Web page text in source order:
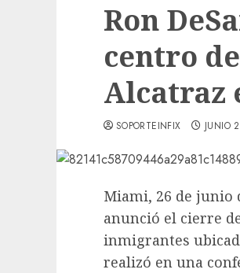
Ron
centro
Alcatraz
SOPORTEINFIX JUNIO
Miami, 26 de junio
anunció el cierre
inmigrantes
realizó en una